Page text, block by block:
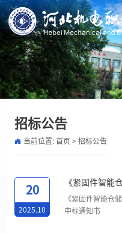
招标公告
当前位置: 首页 > 招标公告
20
2025.10
《紧固件智能
采购项目中标
《紧固件智能仓
中标通知书